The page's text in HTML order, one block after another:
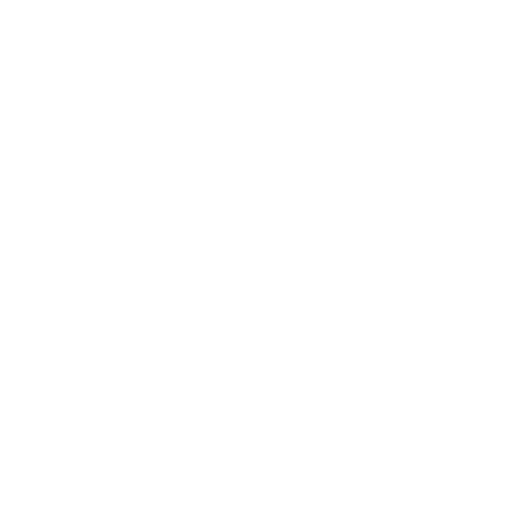
Yogalärare.